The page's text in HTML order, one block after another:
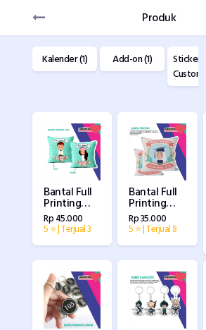
Produk
Kalender (1) Add-on (1)
Sticker
Custom (1)
Bantal Full
Printing
Bolak Balik
Rp 45.000
5 ⭐ | Terjual 3
Bantal Full
Printing
Souvenir
Custom
Rp 35.000
5 ⭐ | Terjual 8